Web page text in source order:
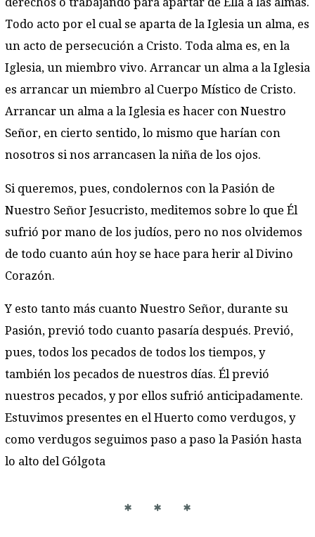
derechos o trabajando para apartar de Ella a las almas.
Todo acto por el cual se aparta de la Iglesia un alma, es
un acto de persecución a Cristo. Toda alma es, en la
Iglesia, un miembro vivo. Arrancar un alma a la Iglesia
es arrancar un miembro al Cuerpo Místico de Cristo.
Arrancar un alma a la Iglesia es hacer con Nuestro
Señor, en cierto sentido, lo mismo que harían con
nosotros si nos arrancasen la niña de los ojos.
Si queremos, pues, condolernos con la Pasión de
Nuestro Señor Jesucristo, meditemos sobre lo que Él
sufrió por mano de los judíos, pero no nos olvidemos
de todo cuanto aún hoy se hace para herir al Divino
Corazón.
Y esto tanto más cuanto Nuestro Señor, durante su
Pasión, previó todo cuanto pasaría después. Previó,
pues, todos los pecados de todos los tiempos, y
también los pecados de nuestros días. Él previó
nuestros pecados, y por ellos sufrió anticipadamente.
Estuvimos presentes en el Huerto como verdugos, y
como verdugos seguimos paso a paso la Pasión hasta
lo alto del Gólgota
* * *